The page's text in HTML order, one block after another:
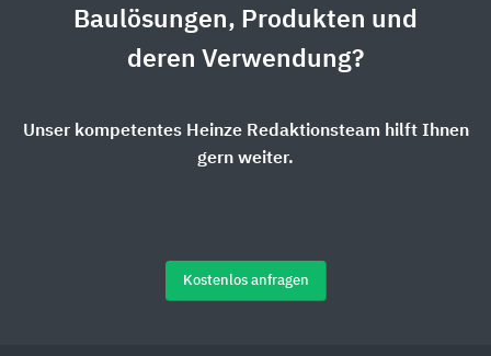
Baulösungen, Produkten und
deren Verwendung?
Unser kompetentes Heinze Redaktionsteam hilft Ihnen
gern weiter.
Kostenlos anfragen